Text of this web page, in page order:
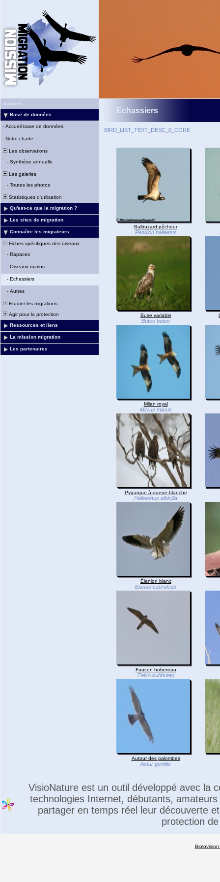
Accueil
Base de données
- Accueil base de données
- Notre charte
Les observations
- Synthèse annuelle
Les galeries
- Toutes les photos
Statistiques d'utilisation
Qu'est-ce que la migration ?
Les sites de migration
Connaître les migrateurs
Fiches spécifiques des oiseaux
- Rapaces
- Oiseaux marins
- Echassiers
- Autres
Etudier les migrations
Agir pour la protection
Ressources et liens
La mission migration
Les partenaires
Echassiers
BIRD_LIST_TEXT_DESC_0_CORE
Balbuzard pêcheur
Pandion haliaetus
Buse variable
Buteo buteo
Milan royal
Milvus milvus
Pygargue à queue blanche
Haliaeetus albicilla
Élanion blanc
Elanus caeruleus
Faucon hobereau
Falco subbuteo
Autour des palombes
Astur gentilis
VisioNature est un outil développé avec la
technologies Internet, débutants,
partager en temps réel leur découverte
protection
Biolovision